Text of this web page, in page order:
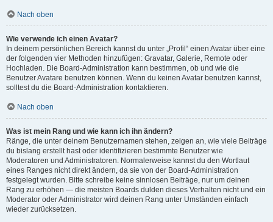
Nach oben
Wie verwende ich einen Avatar?
In deinem persönlichen Bereich kannst du unter „Profil“ einen Avatar über eine
der folgenden vier Methoden hinzufügen: Gravatar, Galerie, Remote oder
Hochladen. Die Board-Administration kann bestimmen, ob und wie die
Benutzer Avatare benutzen können. Wenn du keinen Avatar benutzen kannst,
solltest du die Board-Administration kontaktieren.
Nach oben
Was ist mein Rang und wie kann ich ihn ändern?
Ränge, die unter deinem Benutzernamen stehen, zeigen an, wie viele Beiträge
du bislang erstellt hast oder identifizieren bestimmte Benutzer wie
Moderatoren und Administratoren. Normalerweise kannst du den Wortlaut
eines Ranges nicht direkt ändern, da sie von der Board-Administration
festgelegt wurden. Bitte schreibe keine sinnlosen Beiträge, nur um deinen
Rang zu erhöhen — die meisten Boards dulden dieses Verhalten nicht und ein
Moderator oder Administrator wird deinen Rang unter Umständen einfach
wieder zurücksetzen.